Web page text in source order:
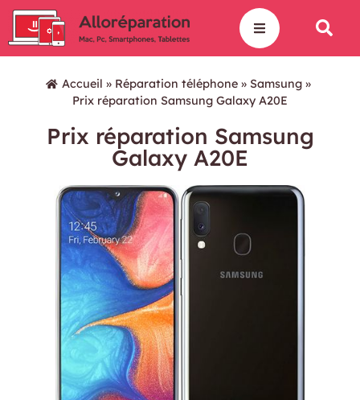
Accueil » Réparation téléphone » Samsung »
Prix réparation Samsung Galaxy A20E
Prix réparation Samsung
Galaxy A20E